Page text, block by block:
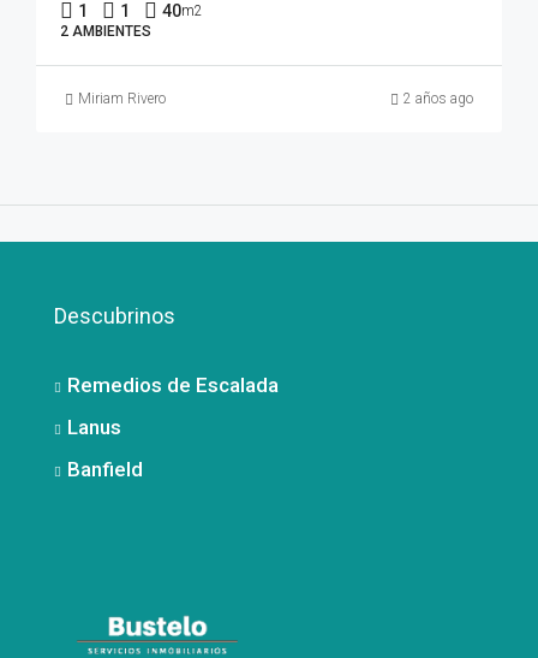
1 1 40m2
2 AMBIENTES
Miriam Rivero 2 años ago
Descubrinos
Remedios de Escalada
Lanus
Banfield